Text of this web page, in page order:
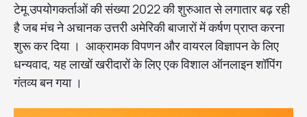
टेमू उपयोगकर्ताओं की संख्या 2022 की शुरुआत से लगातार बढ़ रही
है जब मंच ने अचानक उत्तरी अमेरिकी बाजारों में कर्षण प्राप्त करना
शुरू कर दिया । आक्रामक विपणन और वायरल विज्ञापन के लिए
धन्यवाद, यह लाखों खरीदारों के लिए एक विशाल ऑनलाइन शॉपिंग
गंतव्य बन गया ।